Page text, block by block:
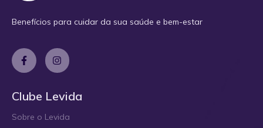
Benefícios para cuidar da sua saúde e bem-estar
Clube Levida
Sobre o Levida